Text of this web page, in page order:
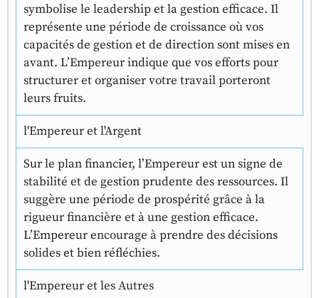
symbolise le leadership et la gestion efficace. Il
représente une période de croissance où vos
capacités de gestion et de direction sont mises en
avant. L’Empereur indique que vos efforts pour
structurer et organiser votre travail porteront
leurs fruits.
l'Empereur et l'Argent
Sur le plan financier, l’Empereur est un signe de
stabilité et de gestion prudente des ressources. Il
suggère une période de prospérité grâce à la
rigueur financière et à une gestion efficace.
L’Empereur encourage à prendre des décisions
solides et bien réfléchies.
l'Empereur et les Autres